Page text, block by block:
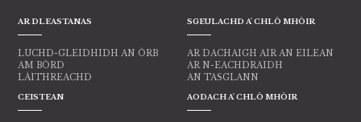
AR DLEASTANAS
LUCHD-GLEIDHIDH AN ÒRB
AM BÒRD
LÀITHREACHD
CEISTEAN
SGEULACHD A' CHLÒ MHÒIR
AR DACHAIGH AIR AN EILEAN
AR N-EACHDRAIDH
AN TASGLANN
AODACH A' CHLÒ MHÒIR